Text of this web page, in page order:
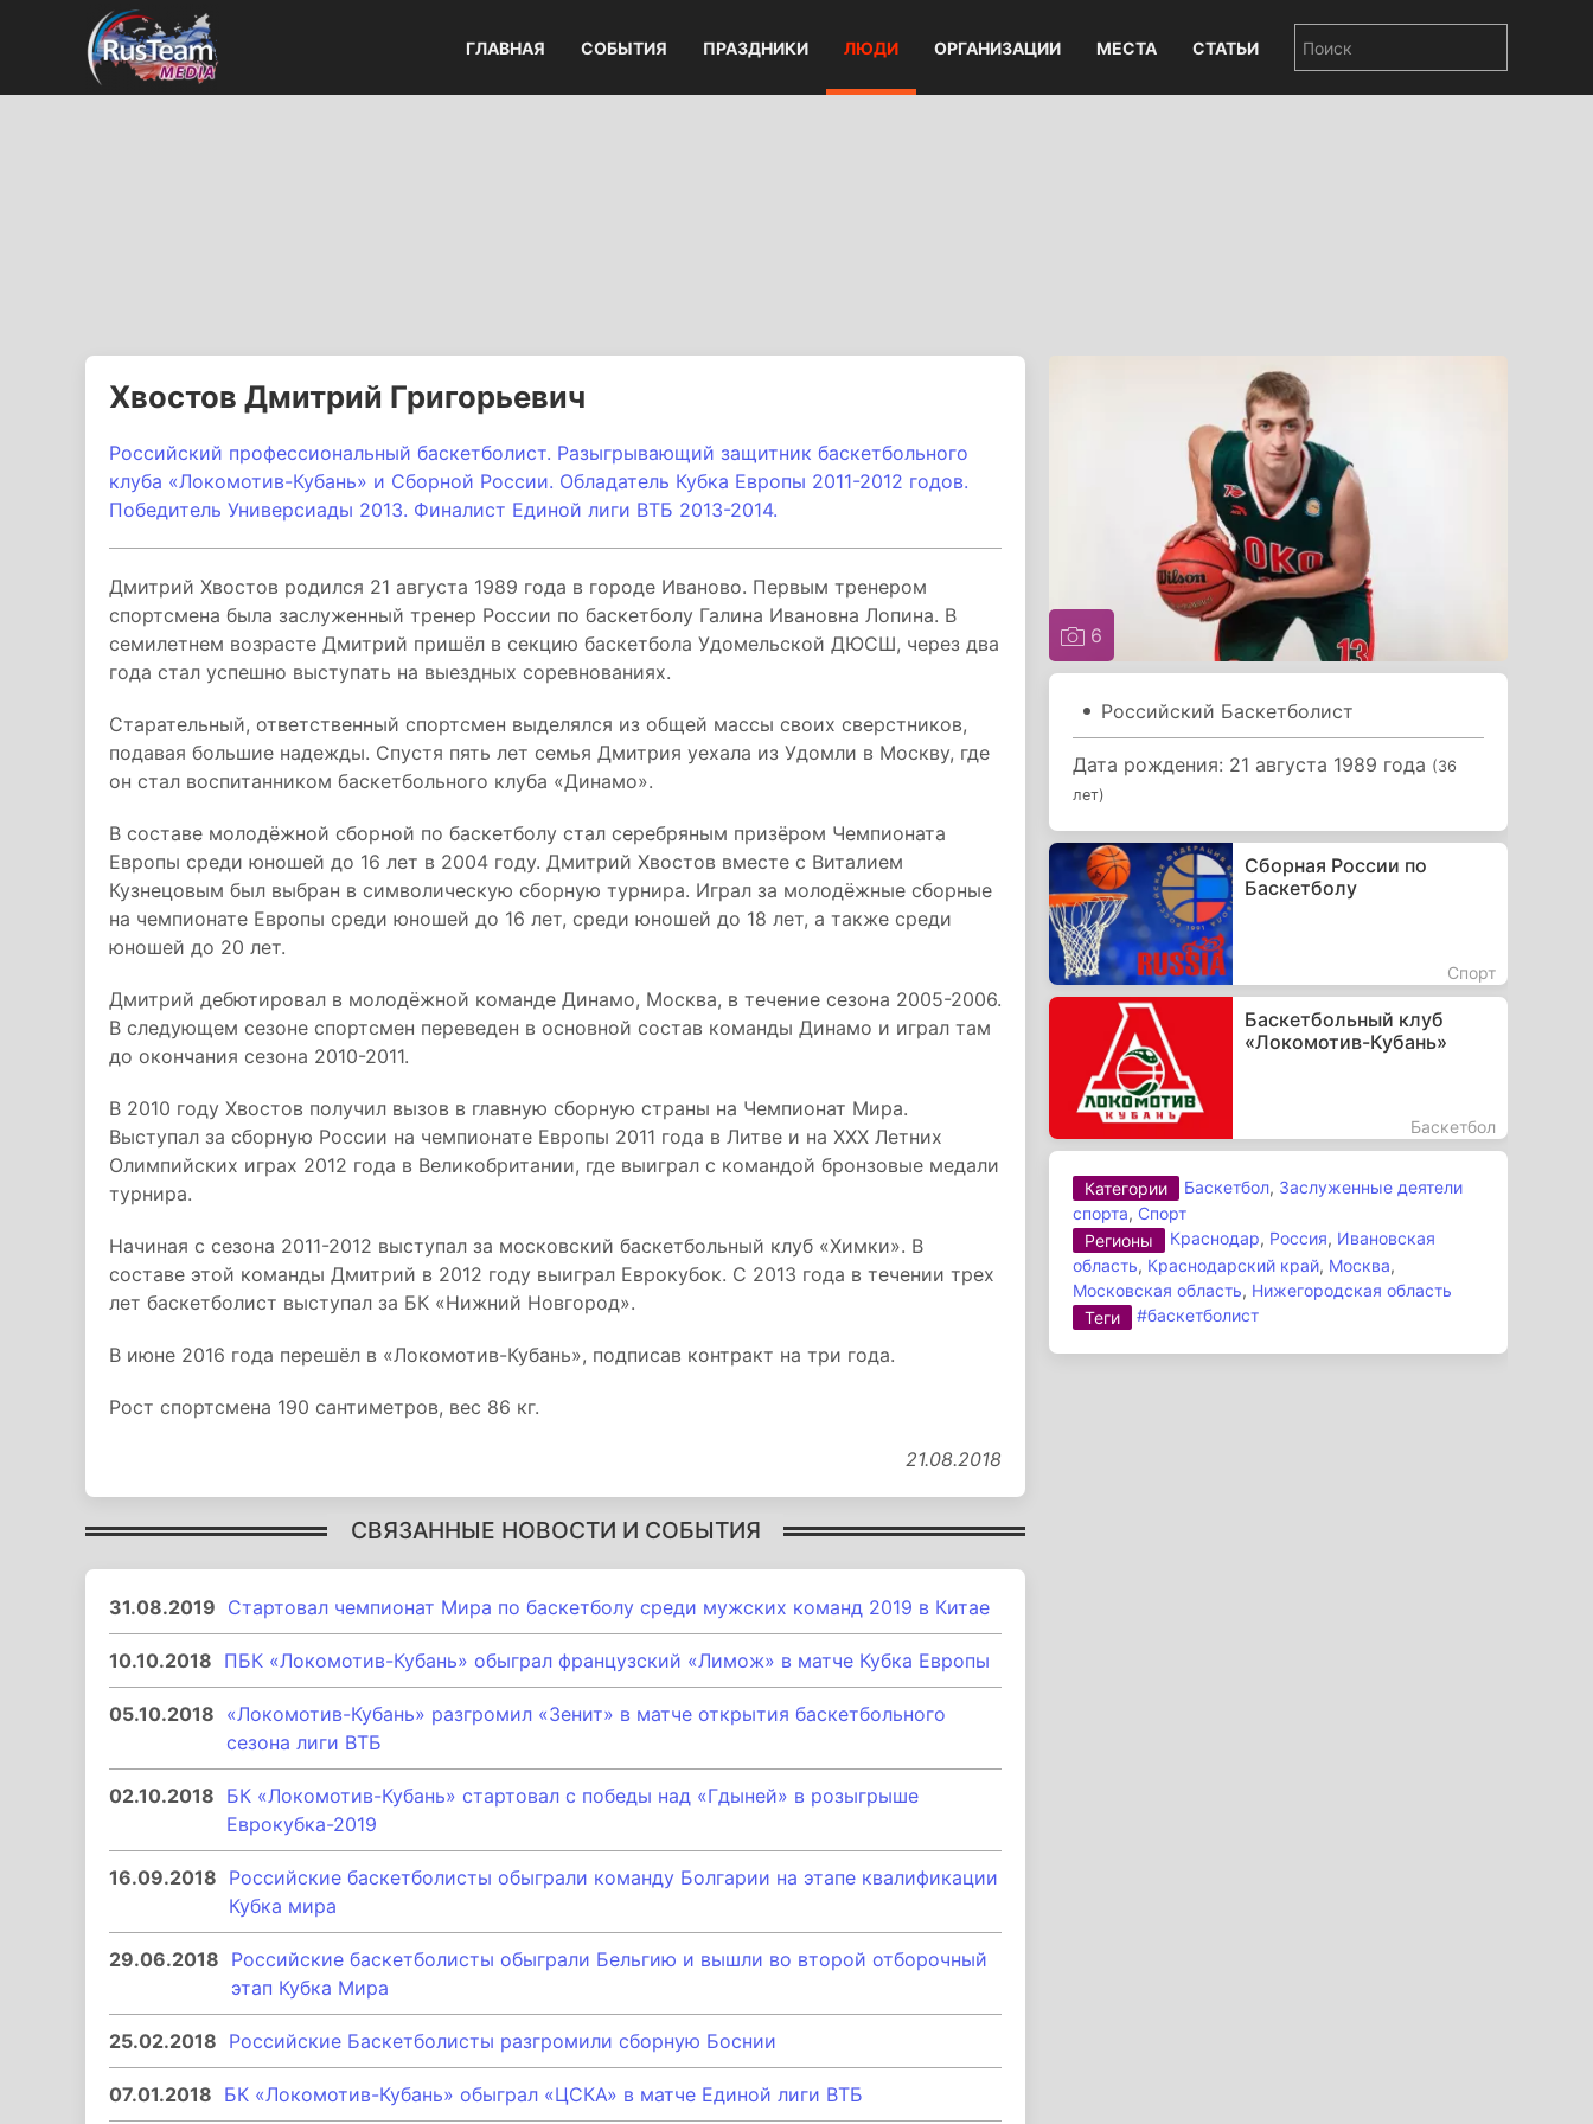
ГЛАВНАЯ СОБЫТИЯ ПРАЗДНИКИ ЛЮДИ ОРГАНИЗАЦИИ МЕСТА СТАТЬИ
Хвостов Дмитрий Григорьевич
Российский профессиональный баскетболист. Разыгрывающий защитник баскетбольного
клуба «Локомотив-Кубань» и Сборной России. Обладатель Кубка Европы 2011-2012 годов.
Победитель Универсиады 2013. Финалист Единой лиги ВТБ 2013-2014.
Дмитрий Хвостов родился 21 августа 1989 года в городе Иваново. Первым тренером
спортсмена была заслуженный тренер России по баскетболу Галина Ивановна Лопина. В
семилетнем возрасте Дмитрий пришёл в секцию баскетбола Удомельской ДЮСШ, через два
года стал успешно выступать на выездных соревнованиях.
Старательный, ответственный спортсмен выделялся из общей массы своих сверстников,
подавая большие надежды. Спустя пять лет семья Дмитрия уехала из Удомли в Москву, где
он стал воспитанником баскетбольного клуба «Динамо».
В составе молодёжной сборной по баскетболу стал серебряным призёром Чемпионата
Европы среди юношей до 16 лет в 2004 году. Дмитрий Хвостов вместе с Виталием
Кузнецовым был выбран в символическую сборную турнира. Играл за молодёжные сборные
на чемпионате Европы среди юношей до 16 лет, среди юношей до 18 лет, а также среди
юношей до 20 лет.
Дмитрий дебютировал в молодёжной команде Динамо, Москва, в течение сезона 2005-2006.
В следующем сезоне спортсмен переведен в основной состав команды Динамо и играл там
до окончания сезона 2010-2011.
В 2010 году Хвостов получил вызов в главную сборную страны на Чемпионат Мира.
Выступал за сборную России на чемпионате Европы 2011 года в Литве и на XXX Летних
Олимпийских играх 2012 года в Великобритании, где выиграл с командой бронзовые медали
турнира.
Начиная с сезона 2011-2012 выступал за московский баскетбольный клуб «Химки». В
составе этой команды Дмитрий в 2012 году выиграл Еврокубок. С 2013 года в течении трех
лет баскетболист выступал за БК «Нижний Новгород».
В июне 2016 года перешёл в «Локомотив-Кубань», подписав контракт на три года.
Рост спортсмена 190 сантиметров, вес 86 кг.
21.08.2018
СВЯЗАННЫЕ НОВОСТИ И СОБЫТИЯ
31.08.2019 Стартовал чемпионат Мира по баскетболу среди мужских команд 2019 в Китае
10.10.2018 ПБК «Локомотив-Кубань» обыграл французский «Лимож» в матче Кубка Европы
05.10.2018 «Локомотив-Кубань» разгромил «Зенит» в матче открытия баскетбольного
сезона лиги ВТБ
02.10.2018 БК «Локомотив-Кубань» стартовал с победы над «Гдыней» в розыгрыше
Еврокубка-2019
16.09.2018 Российские баскетболисты обыграли команду Болгарии на этапе квалификации
Кубка мира
29.06.2018 Российские баскетболисты обыграли Бельгию и вышли во второй отборочный
этап Кубка Мира
25.02.2018 Российские Баскетболисты разгромили сборную Боснии
07.01.2018 БК «Локомотив-Кубань» обыграл «ЦСКА» в матче Единой лиги ВТБ
6
Российский Баскетболист
Дата рождения: 21 августа 1989 года (36
лет)
Сборная России по
Баскетболу
Спорт
Баскетбольный клуб
«Локомотив-Кубань»
Баскетбол
Категории Баскетбол, Заслуженные деятели
спорта, Спорт
Регионы
Краснодар, Россия, Ивановская
область, Краснодарский край, Москва,
Московская область, Нижегородская область
Теги
#баскетболист